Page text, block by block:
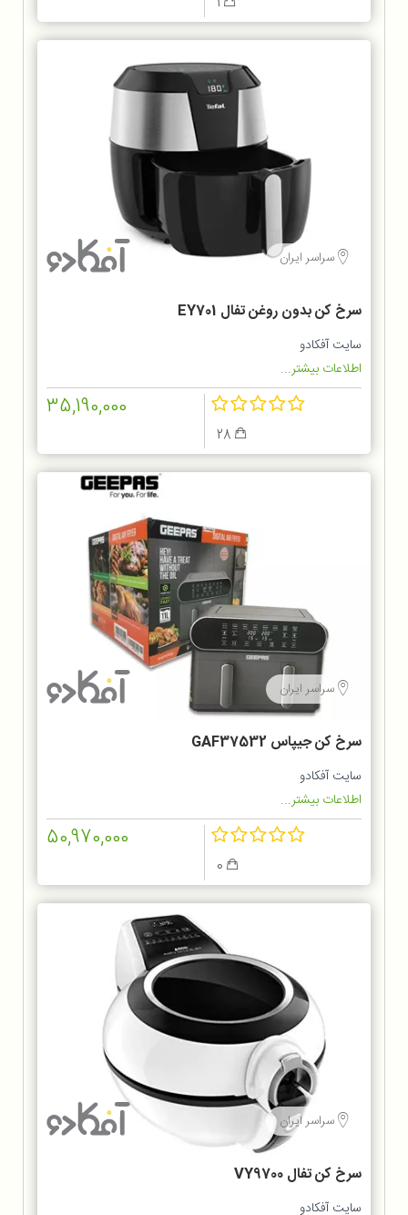
سراسر ایران
سرخ کن بدون روغن تفال EY701
سایت آفکادو
اطلاعات بیشتر...
35,190,000
سراسر ایران
سرخ کن جیپاس GAF37532
سایت آفکادو
اطلاعات بیشتر...
50,970,000
سراسر ایران
سرخ کن تفال VY9700
سایت آفکادو